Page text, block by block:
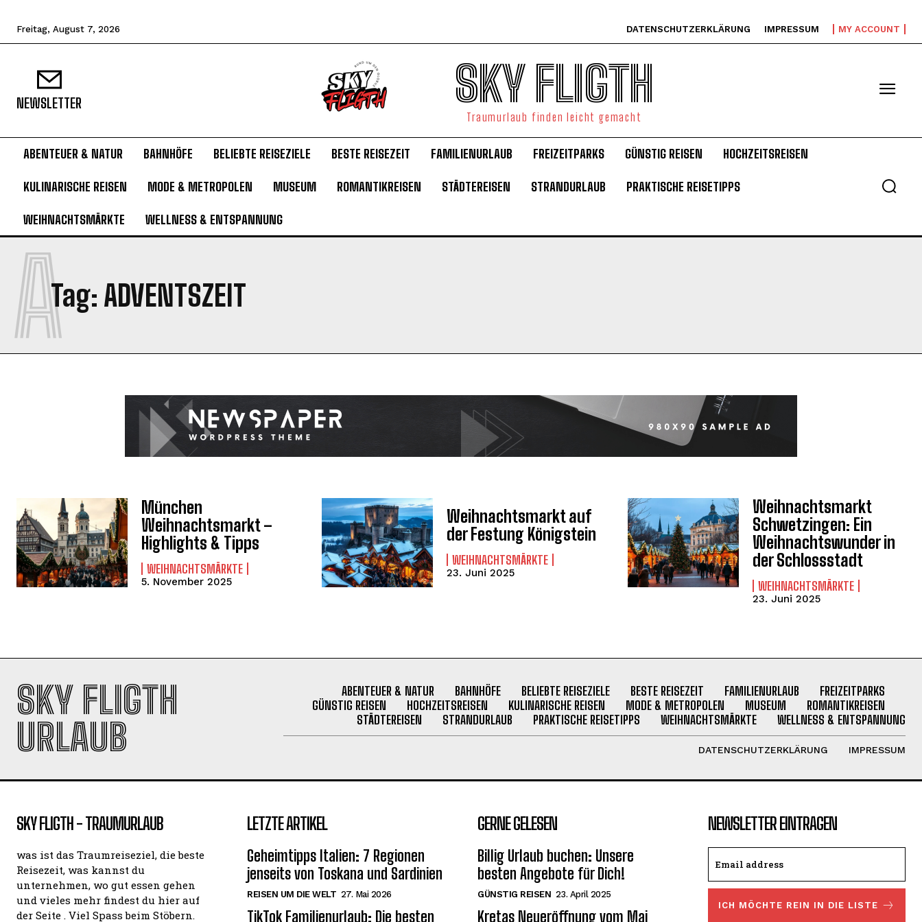
I WANT IN
I've read and accept thePrivacy Policy.
Freitag, August 7, 2026 DATENSCHUTZERKLÄRUNG IMPRESSUM MY ACCOUNT
NEWSLETTER SKY FLIGTH
Traumurlaub finden leicht gemacht
ABENTEUER & NATUR BAHNHÖFE BELIEBTE REISEZIELE BESTE REISEZEIT FAMILIENURLAUB FREIZEITPARKS GÜNSTIG REISEN HOCHZEITSREISEN
KULINARISCHE REISEN MODE & METROPOLEN MUSEUM ROMANTIKREISEN STÄDTEREISEN STRANDURLAUB PRAKTISCHE REISETIPPS
WEIHNACHTSMÄRKTE WELLNESS & ENTSPANNUNG
Tag: ADVENTSZEIT
A
München
Weihnachtsmarkt –
Highlights & Tipps
WEIHNACHTSMÄRKTE
5. November 2025
Weihnachtsmarkt auf
der Festung Königstein
WEIHNACHTSMÄRKTE
23. Juni 2025
Weihnachtsmarkt
Schwetzingen: Ein
Weihnachtswunder in
der Schlossstadt
WEIHNACHTSMÄRKTE
23. Juni 2025
SKY FLIGTH
URLAUB
ABENTEUER & NATUR BAHNHÖFE BELIEBTE REISEZIELE BESTE REISEZEIT FAMILIENURLAUB
FREIZEITPARKS
GÜNSTIG REISEN
HOCHZEITSREISEN KULINARISCHE REISEN MODE & METROPOLEN MUSEUM
ROMANTIKREISEN
STÄDTEREISEN
STRANDURLAUB PRAKTISCHE REISETIPPS WEIHNACHTSMÄRKTE WELLNESS & ENTSPANNUNG
DATENSCHUTZERKLÄRUNG IMPRESSUM
SKY FLIGTH - TRAUMURLAUB
was ist das Traumreiseziel, die beste
Reisezeit, was kannst du
unternehmen, wo gut essen gehen
und vieles mehr findest du hier auf
der Seite . Viel Spass beim Stöbern.
LETZTE ARTIKEL
Geheimtipps Italien: 7 Regionen
jenseits von Toskana und Sardinien
REISEN UM DIE WELT 27. Mai 2026
TikTok Familienurlaub: Die besten
GERNE GELESEN
Billig Urlaub buchen: Unsere
besten Angebote für Dich!
GÜNSTIG REISEN 23. April 2025
Kretas Neueröffnung vom Mai
NEWSLETTER EINTRAGEN
ICH MÖCHTE REIN IN DIE LISTE